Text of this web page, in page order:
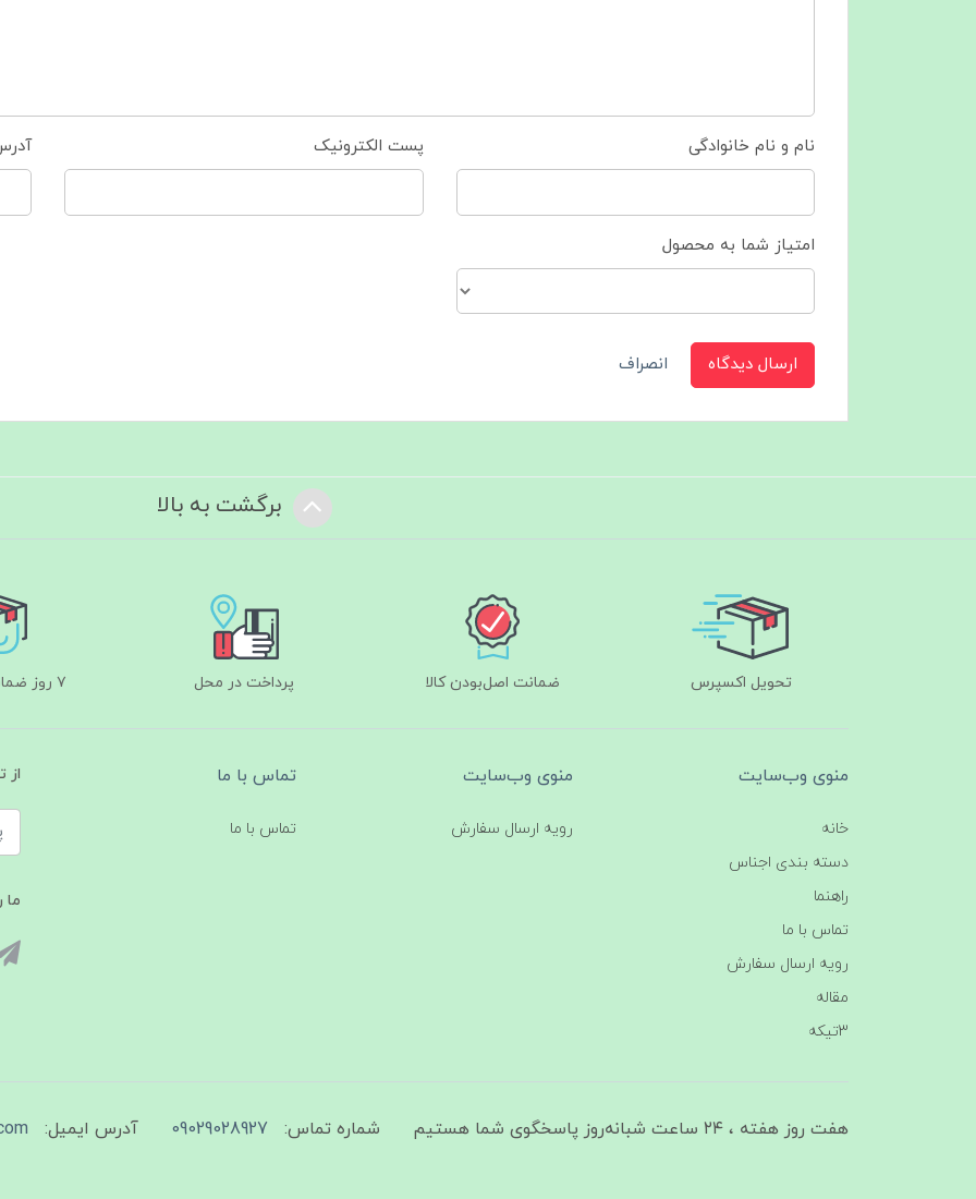
نام و نام خانوادگی پست الکترونیک
امتیاز شما به محصول
ارسال دیدگاه انصراف
برگشت به بالا
تحویل اکسپرس ضمانت اصل‌بودن کالا پرداخت در محل ۷ روز ضمانت بازگشت
منوی وب‌سایت
خانه
دسته بندی اجناس
راهنما
تماس با ما
رویه ارسال سفارش
مقاله
3تیکه
منوی وب‌سایت
رویه ارسال سفارش
تماس با ما
تماس با ما
از
ما
هفت روز هفته ، ۲۴ ساعت شبانه‌روز پاسخگوی شما هستیم شماره تماس: 09029028927 آدرس ایمیل: